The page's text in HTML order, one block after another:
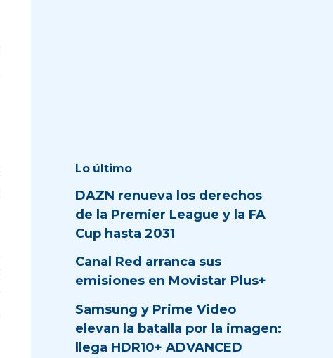
Lo último
DAZN renueva los derechos
de la Premier League y la FA
Cup hasta 2031
Canal Red arranca sus
emisiones en Movistar Plus+
Samsung y Prime Video
elevan la batalla por la imagen:
llega HDR10+ ADVANCED